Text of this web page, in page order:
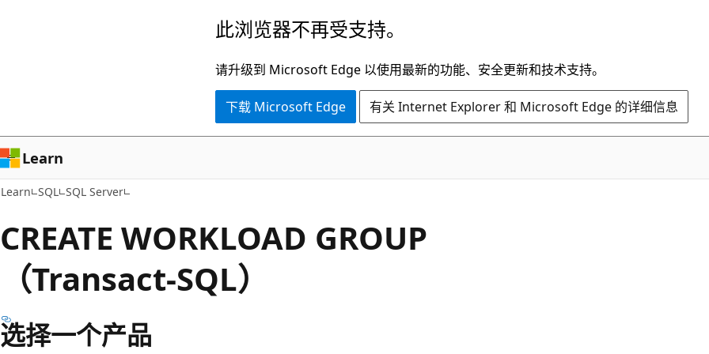
容
此浏览器不再受支持。
请升级到 Microsoft Edge 以使用最新的功能、安全更新和技术支持。
下载 Microsoft Edge 有关 Internet Explorer 和 Microsoft Edge 的详细信息
Learn
Learn SQL SQL Server
CREATE WORKLOAD GROUP
（Transact-SQL）
选择一个产品